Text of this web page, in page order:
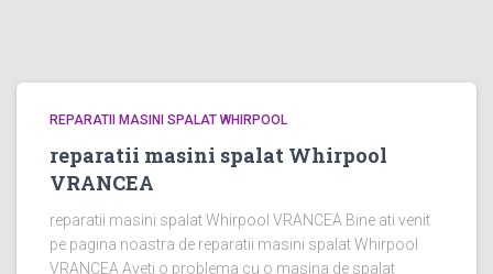
REPARATII MASINI SPALAT WHIRPOOL
reparatii masini spalat Whirpool
VRANCEA
reparatii masini spalat Whirpool VRANCEA Bine ati venit
pe pagina noastra de reparatii masini spalat Whirpool
VRANCEA Aveti o problema cu o masina de spalat